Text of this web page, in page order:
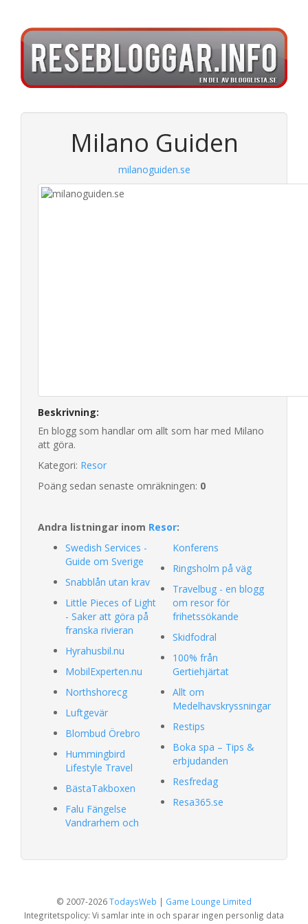
Milano Guiden
milanoguiden.se
Beskrivning:
En blogg som handlar om allt som har med Milano
att göra.
Kategori: Resor
Poäng sedan senaste omräkningen: 0
Andra listningar inom Resor:
Swedish Services -
Guide om Sverige
Snabblån utan krav
Little Pieces of Light
- Saker att göra på
franska rivieran
Hyrahusbil.nu
MobilExperten.nu
Northshorecg
Luftgevär
Blombud Örebro
Hummingbird
Lifestyle Travel
BästaTakboxen
Falu Fängelse
Vandrarhem och
Konferens
Ringsholm på väg
Travelbug - en blogg
om resor för
frihetssökande
Skidfodral
100% från
Gertiehjärtat
Allt om
Medelhavskryssningar
Restips
Boka spa – Tips &
erbjudanden
Resfredag
Resa365.se
© 2007-2026TodaysWeb | Game Lounge Limited
Integritetspolicy: Vi samlar inte in och sparar ingen personlig data